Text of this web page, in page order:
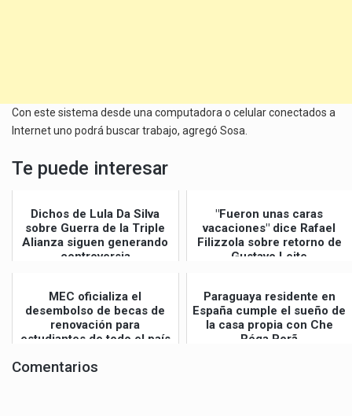
Con este sistema desde una computadora o celular conectados a
Internet uno podrá buscar trabajo, agregó Sosa.
Te puede interesar
Dichos de Lula Da Silva
sobre Guerra de la Triple
Alianza siguen generando
controversia
"Fueron unas caras
vacaciones" dice Rafael
Filizzola sobre retorno de
Gustavo Leite
MEC oficializa el
desembolso de becas de
renovación para
estudiantes de todo el país
Paraguaya residente en
España cumple el sueño de
la casa propia con Che
Róga Porã
Comentarios